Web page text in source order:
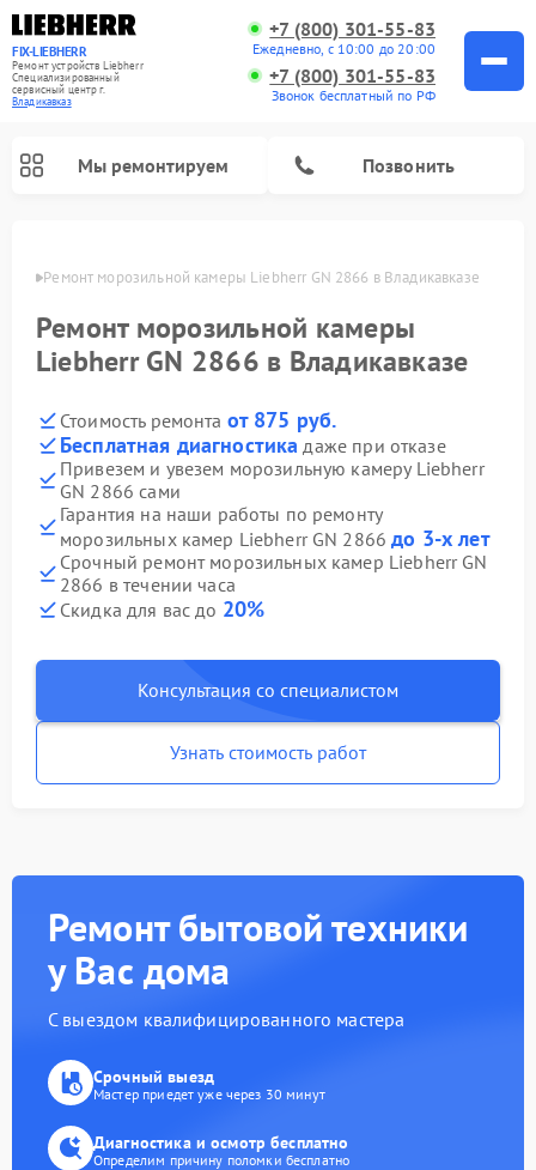
FIX-LIEBHERR
Ремонт устройств Liebherr
Специализированный
cервисный центр г.
Владикавказ
+7 (800) 301-55-83
Ежедневно, с 10:00 до 20:00
+7 (800) 301-55-83
Звонок бесплатный по РФ
Мы ремонтируем Позвонить
Ремонт морозильной камеры Liebherr GN 2866 в Владикавказе
Ремонт морозильной камеры
Liebherr GN 2866 в Владикавказе
Стоимость ремонта от 875 руб.
Бесплатная диагностика даже при отказе
Привезем и увезем морозильную камеру Liebherr
GN 2866 сами
Гарантия на наши работы по ремонту
морозильных камер Liebherr GN 2866до 3-х лет
Срочный ремонт морозильных камер Liebherr GN
2866 в течении часа
Скидка для вас до 20%
Консультация со специалистом
Узнать стоимость работ
Ремонт бытовой техники
у Вас дома
С выездом квалифицированного мастера
Срочный выезд
Мастер приедет уже через 30 минут
Диагностика и осмотр бесплатно
Определим причину поломки бесплатно